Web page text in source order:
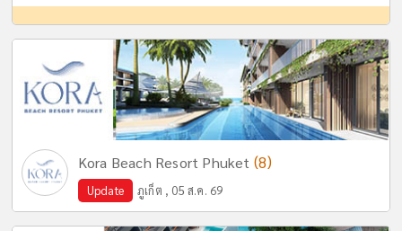
Kora Beach Resort Phuket (8)
Update ภูเก็ต , 05 ส.ค. 69